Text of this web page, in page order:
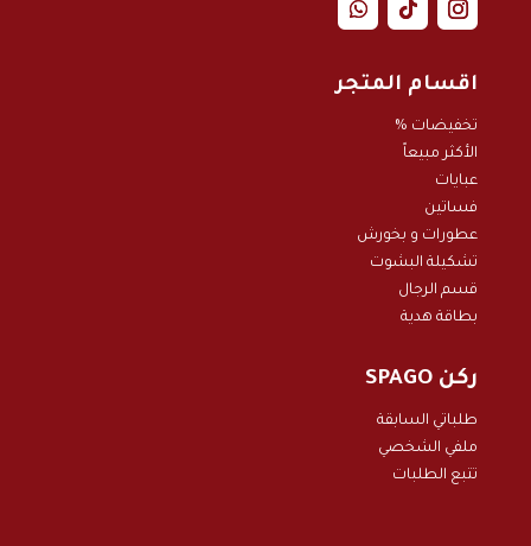
اقسام المتجر
تخفيضات %
الأكثر مبيعاً
عبايات
فساتين
عطورات و بخورش
تشكيلة البشوت
قسم الرجال
بطاقة هدية
ركن SPAGO
طلباتي السابقة
ملفي الشخصي
تتبع الطلبات